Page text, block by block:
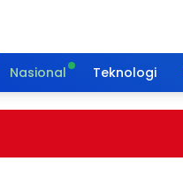
Nasional Teknologi